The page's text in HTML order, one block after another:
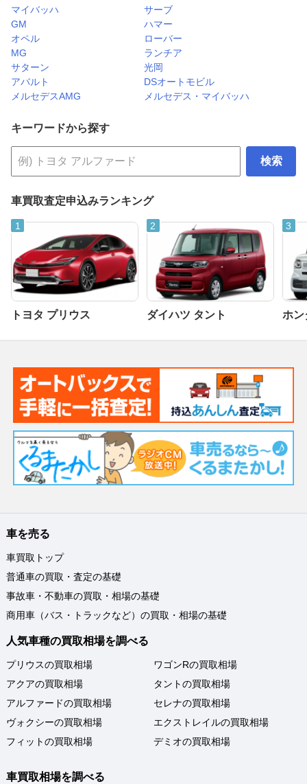
マイバッハ
サーブ
GM
ハマー
オペル
ローバー
MG
ランチア
サターン
光岡
アバルト
DSオートモビル
メルセデスAMG
メルセデス・マイバッハ
キーワードから探す
検索
車買取査定申込みランキング
トヨタ プリウス ダイハツ タント ホン
車を売る
車買取トップ
普通車の買取・査定の基礎
事故車・不動車の買取・相場の基礎
商用車（バス・トラックなど）の買取・相場の基礎
人気車種の買取相場を調べる
プリウスの買取相場
アクアの買取相場
アルファードの買取相場
ヴォクシーの買取相場
フィットの買取相場
ワゴンRの買取相場
タントの買取相場
セレナの買取相場
エクストレイルの買取相場
デミオの買取相場
車買取相場を調べる